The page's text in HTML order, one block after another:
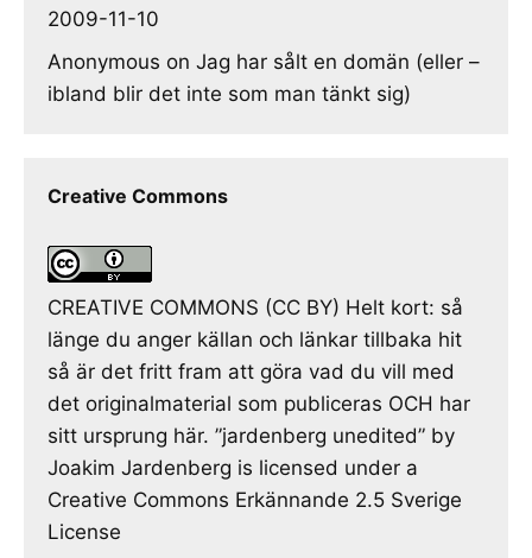
2009-11-10
Anonymous on Jag har sålt en domän (eller –
ibland blir det inte som man tänkt sig)
Creative Commons
CREATIVE COMMONS (CC BY) Helt kort: så
länge du anger källan och länkar tillbaka hit
så är det fritt fram att göra vad du vill med
det originalmaterial som publiceras OCH har
sitt ursprung här. ”jardenberg unedited” by
Joakim Jardenberg is licensed under a
Creative Commons Erkännande 2.5 Sverige
License